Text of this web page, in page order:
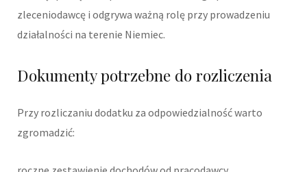
zleceniodawcę i odgrywa ważną rolę przy prowadzeniu
działalności na terenie Niemiec.
Dokumenty potrzebne do rozliczenia
Przy rozliczaniu dodatku za odpowiedzialność warto
zgromadzić: